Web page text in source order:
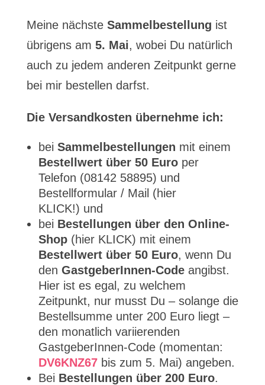
Meine nächste Sammelbestellung ist
übrigens am 5. Mai, wobei Du natürlich
auch zu jedem anderen Zeitpunkt gerne
bei mir bestellen darfst.
Die Versandkosten übernehme ich:
bei Sammelbestellungen mit einem
Bestellwert über 50 Euro per
Telefon (08142 58895) und
Bestellformular / Mail (hier
KLICK!) und
bei Bestellungen über den Online-
Shop (hier KLICK) mit einem
Bestellwert über 50 Euro, wenn Du
den GastgeberInnen-Codeangibst.
Hier ist es egal, zu welchem
Zeitpunkt, nur musst Du – solange die
Bestellsumme unter 200 Euro liegt –
den monatlich variierenden
GastgeberInnen-Code (momentan:
DV6KNZ67bis zum 5. Mai) angeben.
Bei Bestellungen über 200 Euro.